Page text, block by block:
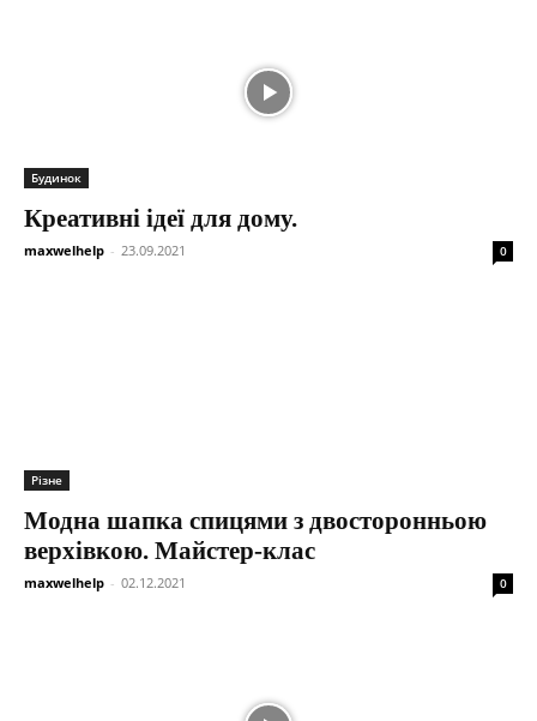
Будинок
Креативні ідеї для дому.
maxwelhelp - 23.09.2021 0
Різне
Модна шапка спицями з двосторонньою
верхівкою. Майстер-клас
maxwelhelp - 02.12.2021 0